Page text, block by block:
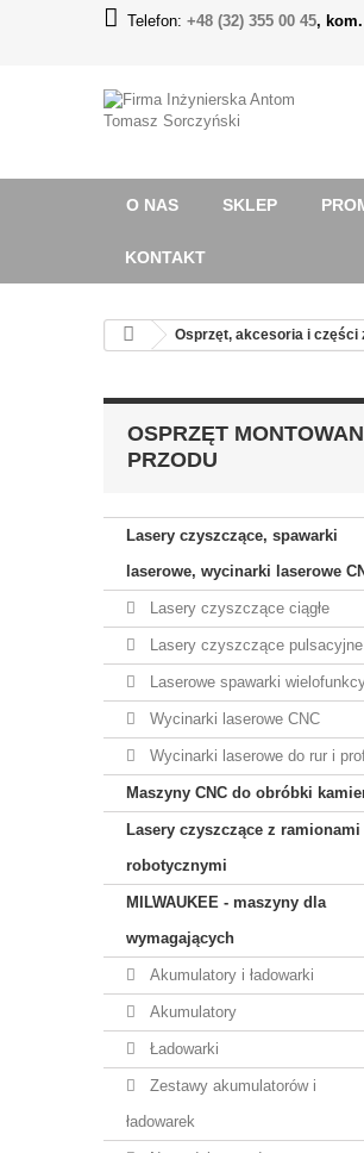
Telefon: +48 (32) 355 00 45, kom.
O NAS SKLEP
KONTAKT
Osprzęt, akcesoria i części
OSPRZĘT
PRZODU
Lasery czyszczące, spawarki
laserowe, wycinarki laserowe
Lasery czyszczące ciągłe
Lasery czyszczące pulsacyjne
Laserowe spawarki
Wycinarki laserowe CNC
Wycinarki laserowe do rur i
Maszyny CNC do obróbki
Lasery czyszczące z ramionami
robotycznymi
MILWAUKEE - maszyny dla
wymagających
Akumulatory i ładowarki
Akumulatory
Ładowarki
Zestawy akumulatorów i
ładowarek